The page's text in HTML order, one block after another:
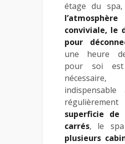
étage du spa,
conviviale, le
pour
une heure
pour soi est
indispensable
superficie de
carrés, le spa
plusieurs